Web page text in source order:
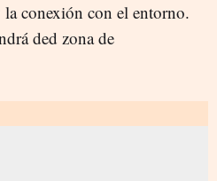
conexión con el entorno.
ded zona de